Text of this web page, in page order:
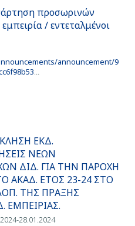
προσωρινών
/ εντεταλμένοι
announcement/9
…
ΕΚΔ.
ΝΕΩΝ
ΔΙΔ. ΓΙΑ ΤΗΝ ΠΑΡΟΧΗ
ΑΚΑΔ. ΕΤΟΣ 23-24 ΣΤΟ
ΤΗΣ ΠΡΑΞΗΣ
ΕΜΠΕΙΡΙΑΣ.
28.01.2024